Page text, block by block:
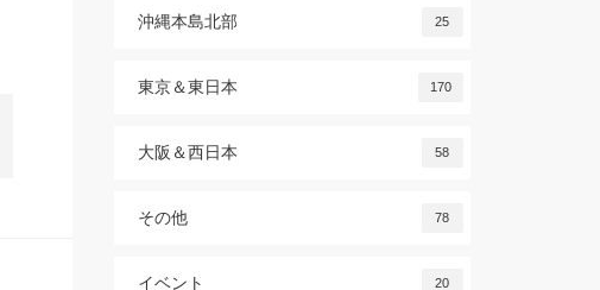
沖縄本島北部 25
東京＆東日本 170
大阪＆西日本 58
その他 78
イベント 20